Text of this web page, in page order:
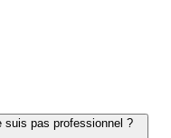
suis pas professionnel ?